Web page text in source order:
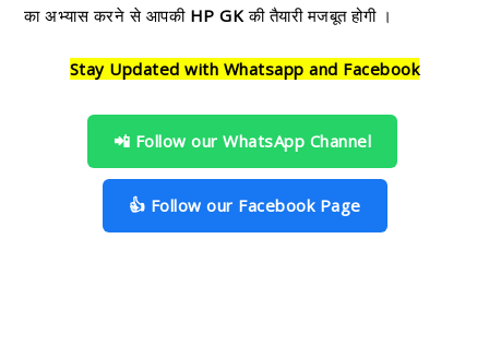
का अभ्यास करने से आपकी HP GKकी तैयारी मजबूत होगी ।
Stay Updated with Whatsapp and Facebook
📲 Follow our WhatsApp Channel
👍 Follow our Facebook Page